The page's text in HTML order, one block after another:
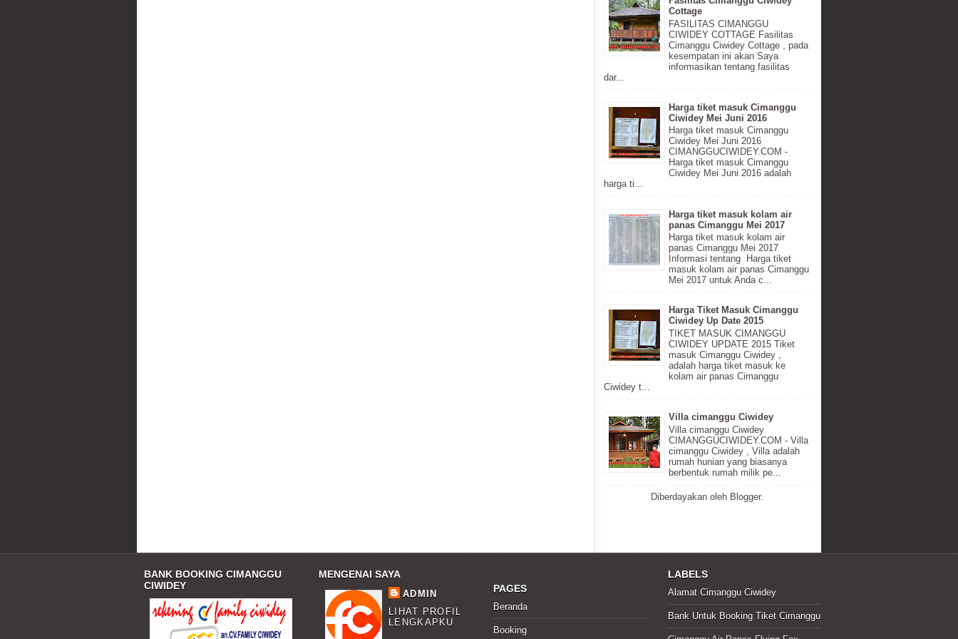
Cottage
FASILITAS CIMANGGU
CIWIDEY COTTAGE Fasilitas
Cimanggu Ciwidey Cottage , pada
kesempatan ini akan Saya
informasikan tentang fasilitas
dar...
Harga tiket masuk Cimanggu
Ciwidey Mei Juni 2016
Harga tiket masuk Cimanggu
Ciwidey Mei Juni 2016
CIMANGGUCIWIDEY.COM -
Harga tiket masuk Cimanggu
Ciwidey Mei Juni 2016 adalah
harga ti...
Harga tiket masuk kolam air
panas Cimanggu Mei 2017
Harga tiket masuk kolam air
panas Cimanggu Mei 2017
Informasi tentang Harga tiket
masuk kolam air panas Cimanggu
Mei 2017 untuk Anda c...
Harga Tiket Masuk Cimanggu
Ciwidey Up Date 2015
TIKET MASUK CIMANGGU
CIWIDEY UPDATE 2015 Tiket
masuk Cimanggu Ciwidey ,
adalah harga tiket masuk ke
kolam air panas Cimanggu
Ciwidey t...
Villa cimanggu Ciwidey
Villa cimanggu Ciwidey
CIMANGGUCIWIDEY.COM - Villa
cimanggu Ciwidey , Villa adalah
rumah hunian yang biasanya
berbentuk rumah milik pe...
Diberdayakan oleh Blogger.
BANK BOOKING CIMANGGU
CIWIDEY
MENGENAI SAYA
ADMIN
LIHAT PROFIL
LENGKAPKU
PAGES
Beranda
Booking
LABELS
Alamat Cimanggu Ciwidey
Bank Untuk Booking Tiket Cimanggu